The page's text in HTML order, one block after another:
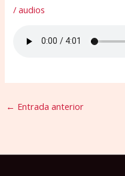
/audios
← Entrada anterior